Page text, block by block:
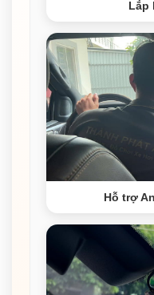
Lắp
Hỗ trợ